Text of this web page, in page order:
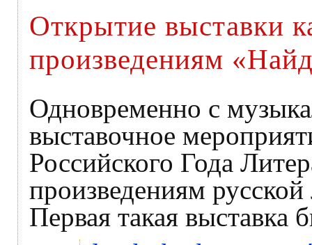
Открытие выставки
произведениям
Одновременно с
выставочное
Российского Года
произведениям
Первая такая выставка